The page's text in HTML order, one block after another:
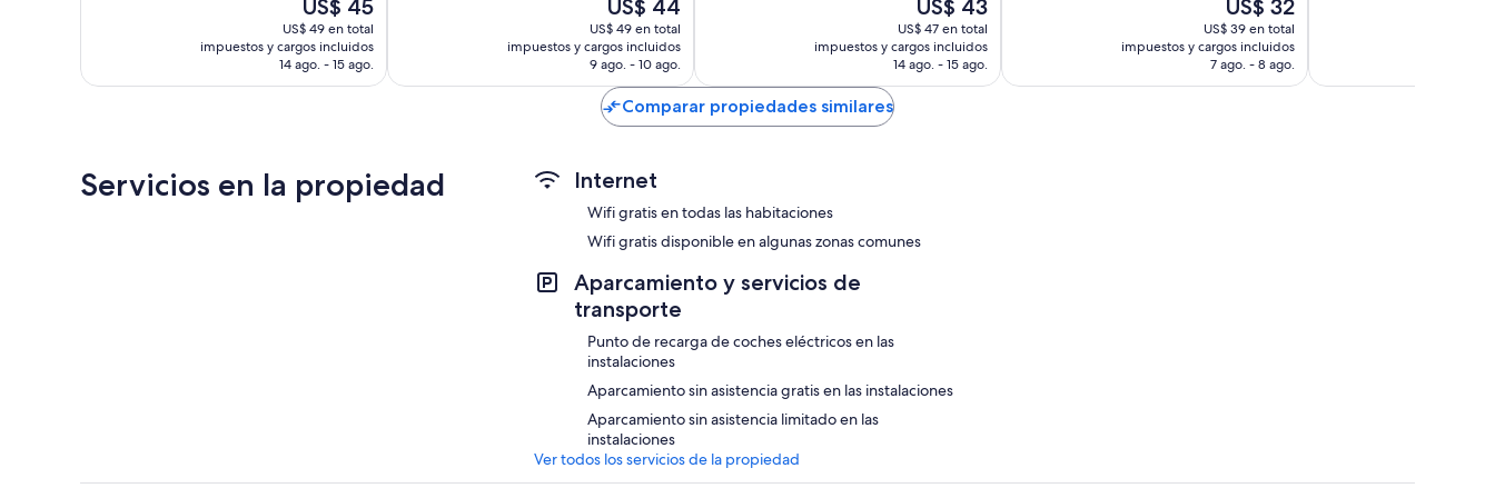
precio
actual
es
de
US$ 45
US$ 49 en total
impuestos y cargos incluidos
14 ago. - 15 ago.
precio
actual
es
de
US$ 44
US$ 44
US$ 49 en total
impuestos y cargos incluidos
9 ago. - 10 ago.
precio
actual
es
de
US$ 43
US$ 47 en total
impuestos y cargos incluidos
14 ago. - 15 ago.
precio
actual
es
de
US$ 32
US$ 39 en total
impuestos y cargos incluidos
7 ago. - 8 ago.
Comparar propiedades similares
Servicios en la propiedad Internet
Wifi gratis en todas las habitaciones
Wifi gratis disponible en algunas zonas comunes
Aparcamiento y servicios de
transporte
Punto de recarga de coches eléctricos en las
instalaciones
Aparcamiento sin asistencia gratis en las instalaciones
Aparcamiento sin asistencia limitado en las
instalaciones
Ver todos los servicios de la propiedad